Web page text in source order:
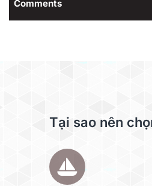
Comments
Tại sao nên